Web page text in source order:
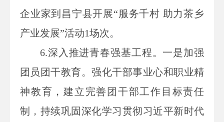
企业家到昌宁县开展“服务千村 助力茶乡
产业发展”活动1场次。
6.深入推进青春强基工程。一是加强
团员团干教育。强化干部事业心和职业精
神教育，建立完善团干部工作目标责任
制，持续巩固深化学习贯彻习近平新时代